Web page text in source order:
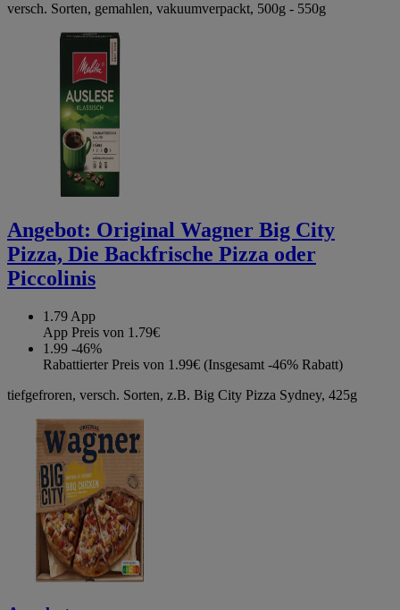
versch. Sorten, gemahlen, vakuumverpackt, 500g - 550g
Angebot: Original Wagner Big City
Pizza, Die Backfrische Pizza oder
Piccolinis
1.79 App
App Preis von 1.79€
1.99 -46%
Rabattierter Preis von 1.99€ (Insgesamt -46% Rabatt)
tiefgefroren, versch. Sorten, z.B. Big City Pizza Sydney, 425g